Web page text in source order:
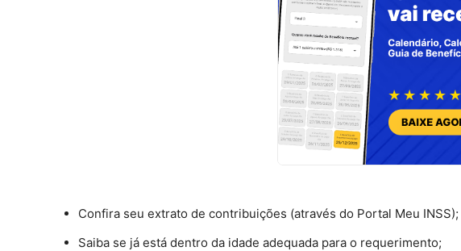
Confira seu extrato de contribuições (através do Portal Meu INSS);
Saiba se já está dentro da idade adequada para o requerimento;